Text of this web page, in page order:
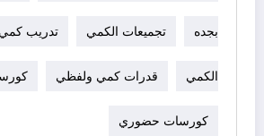
بجده تجميعات الكمي تدريب كمي
الكمي قدرات كمي ولفظي
كورسات حضوري